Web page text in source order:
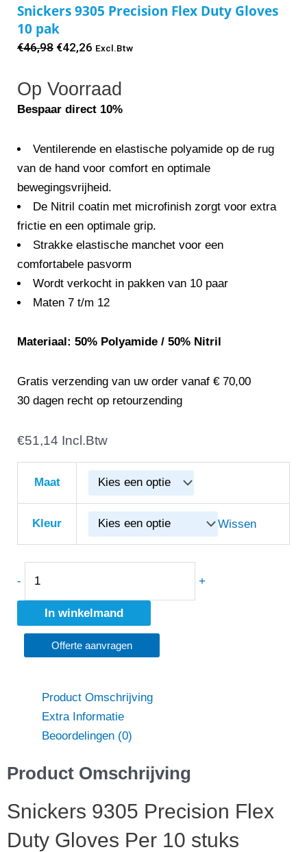
Snickers 9305 Precision Flex Duty Gloves
10 pak
€46,98 Oorspronkelijke
was:
€46,98.
€42,26 Huidige
is:
€42,26.
Excl.Btw
Op Voorraad
Bespaar direct 10%
Ventilerende en elastische polyamide op de rug
van de hand voor comfort en optimale
bewegingsvrijheid.
De Nitril coatin met microfinish zorgt voor extra
frictie en een optimale grip.
Strakke elastische manchet voor een
comfortabele pasvorm
Wordt verkocht in pakken van 10 paar
Maten 7 t/m 12
Materiaal: 50% Polyamide / 50% Nitril
Gratis verzending van uw order vanaf € 70,00
30 dagen recht op retourzending
€51,14 Incl.Btw
Maat
Kleur Wissen
-
Snickers
Precision
Duty
pak
+
In winkelmand
Offerte aanvragen
Product Omschrijving
Extra Informatie
Beoordelingen (0)
Product Omschrijving
Snickers 9305 Precision Flex
Duty Gloves Per 10 stuks